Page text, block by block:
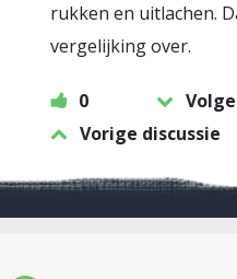
rukken en uitlachen.
vergelijking over.
0
Vorige discussie